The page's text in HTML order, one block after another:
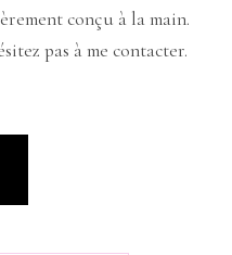
conçu à la main.
pas à me contacter.